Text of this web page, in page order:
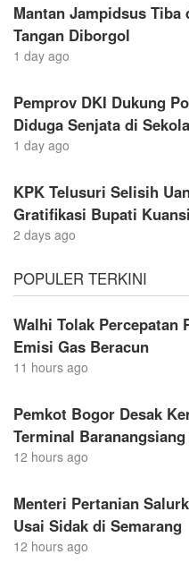
Mantan Jampidsus Tiba
Tangan Diborgol
1 day ago
Pemprov DKI Dukung
Diduga Senjata di
1 day ago
KPK Telusuri Selisih
Gratifikasi Bupati
2 days ago
POPULER TERKINI
Walhi Tolak Percepatan
Emisi Gas Beracun
11 hours ago
Pemkot Bogor Desak
Terminal
12 hours ago
Menteri Pertanian
Usai Sidak di Semarang
12 hours ago